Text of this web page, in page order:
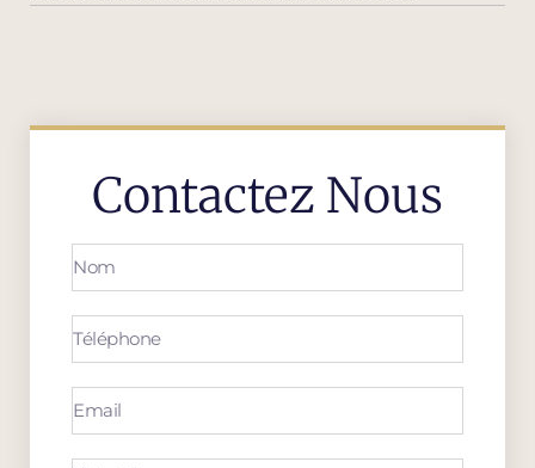
Contactez Nous